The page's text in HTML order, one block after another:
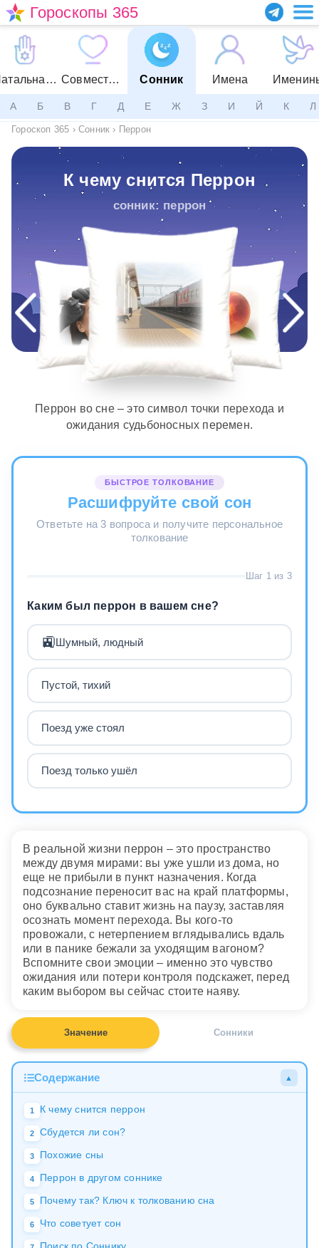
Гороскопы 365
Натальная карта Совместимость Сонник Имена
А Б В Г Д Е Ж З И Й К Л
Гороскоп 365 › Сонник › Перрон
К чему снится Перрон
сонник: перрон
Перрон во сне – это символ точки перехода и
ожидания судьбоносных перемен.
БЫСТРОЕ ТОЛКОВАНИЕ
Расшифруйте свой сон
Ответьте на 3 вопроса и получите персональное
толкование
Шаг 1 из 3
Каким был перрон в вашем сне?
🚉Шумный, людный
Пустой, тихий
Поезд уже стоял
Поезд только ушёл
В реальной жизни перрон – это пространство
между двумя мирами: вы уже ушли из дома, но
еще не прибыли в пункт назначения. Когда
подсознание переносит вас на край платформы,
оно буквально ставит жизнь на паузу, заставляя
осознать момент перехода. Вы кого-то
провожали, с нетерпением вглядывались вдаль
или в панике бежали за уходящим вагоном?
Вспомните свои эмоции – именно это чувство
ожидания или потери контроля подскажет, перед
каким выбором вы сейчас стоите наяву.
Значение Сонники
Содержание ▲
1 К чему снится перрон
2 Сбудется ли сон?
3 Похожие сны
4 Перрон в другом соннике
5 Почему так? Ключ к толкованию сна
6 Что советует сон
Поиск по Соннику